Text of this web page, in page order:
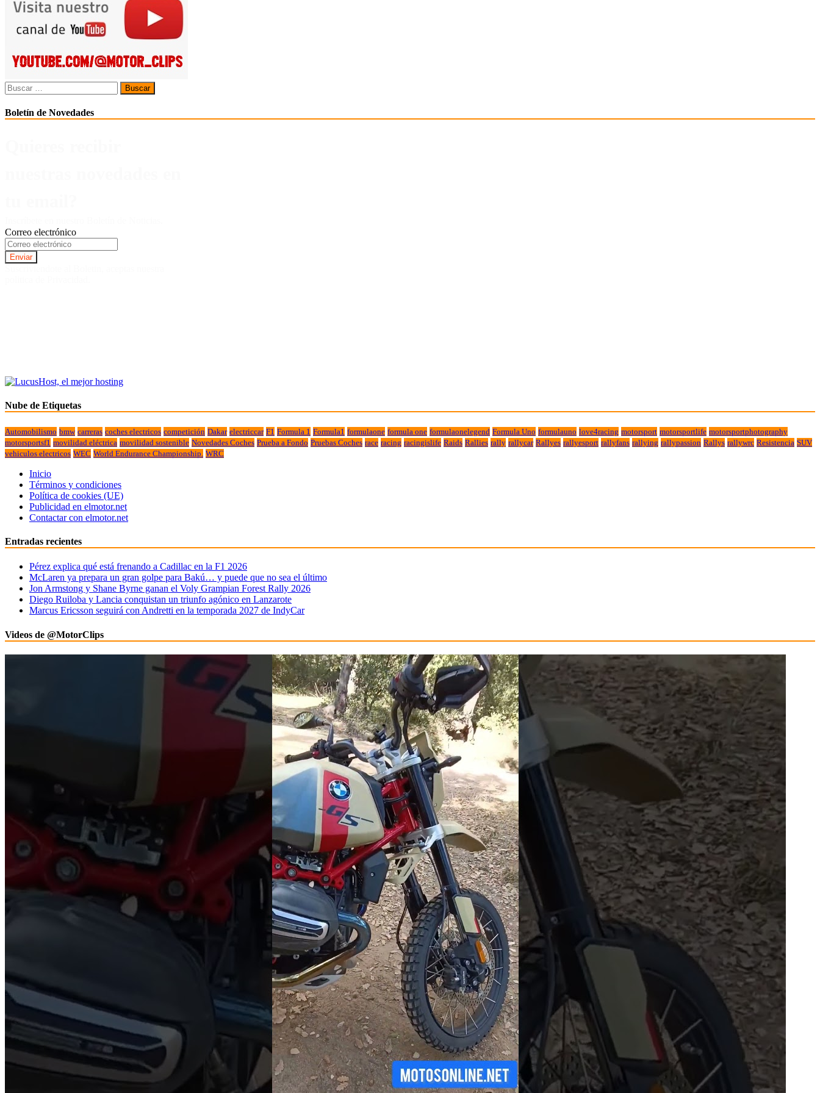
entradas
Buscar:
Boletín de Novedades
Correo electrónico
Nube de Etiquetas
Automobilismo bmw carreras coches electricos competición Dakar electriccar F1 Formula 1 Formula1 formulaone formula one formulaonelegend Formula Uno formulauno love4racing motorsport motorsportlife motorsportphotography
motorsportsf1 movilidad eléctrica movilidad sostenible Novedades Coches Prueba a Fondo Pruebas Coches race racing racingislife Raids Rallies rally rallycar Rallyes rallyesport rallyfans rallying rallypassion Rallys rallywrc Resistencia SUV
vehiculos electricos WEC World Endurance Championship. WRC
Inicio
Términos y condiciones
Política de cookies (UE)
Publicidad en elmotor.net
Contactar con elmotor.net
Entradas recientes
Pérez explica qué está frenando a Cadillac en la F1 2026
McLaren ya prepara un gran golpe para Bakú… y puede que no sea el último
Jon Armstong y Shane Byrne ganan el Voly Grampian Forest Rally 2026
Diego Ruiloba y Lancia conquistan un triunfo agónico en Lanzarote
Marcus Ericsson seguirá con Andretti en la temporada 2027 de IndyCar
Videos de @MotorClips